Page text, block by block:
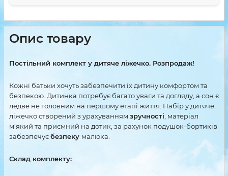
Опис товару
Постільний комплект у дитяче ліжечко. Розпродаж!
Кожні батьки хочуть забезпечити їх дитину комфортом та
безпекою. Дитинка потребує багато уваги та догляду, а сон є
ледве не головним на першому етапі життя. Набір у дитяче
ліжечко створений з урахуванням зручності , матеріал
м'який та приємний на дотик, за рахунок подушок-бортиків
забезпечуєбезпеку малюка.
Склад комплекту: